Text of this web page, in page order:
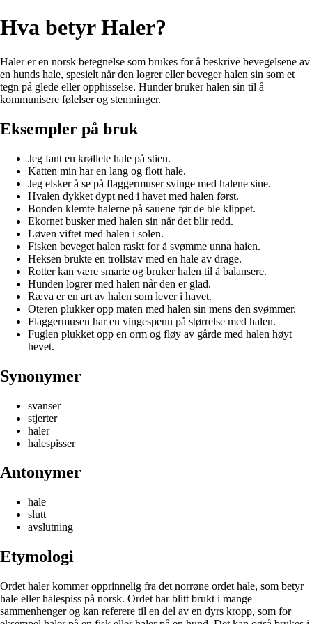
Hva betyr Haler?
Haler er en norsk betegnelse som brukes for å beskrive bevegelsene av
en hunds hale, spesielt når den logrer eller beveger halen sin som et
tegn på glede eller opphisselse. Hunder bruker halen sin til å
kommunisere følelser og stemninger.
Eksempler på bruk
Jeg fant en krøllete hale på stien.
Katten min har en lang og flott hale.
Jeg elsker å se på flaggermuser svinge med halene sine.
Hvalen dykket dypt ned i havet med halen først.
Bonden klemte halerne på sauene før de ble klippet.
Ekornet busker med halen sin når det blir redd.
Løven viftet med halen i solen.
Fisken beveget halen raskt for å svømme unna haien.
Heksen brukte en trollstav med en hale av drage.
Rotter kan være smarte og bruker halen til å balansere.
Hunden logrer med halen når den er glad.
Ræva er en art av halen som lever i havet.
Oteren plukker opp maten med halen sin mens den svømmer.
Flaggermusen har en vingespenn på størrelse med halen.
Fuglen plukket opp en orm og fløy av gårde med halen høyt
hevet.
Synonymer
svanser
stjerter
haler
halespisser
Antonymer
hale
slutt
avslutning
Etymologi
Ordet haler kommer opprinnelig fra det norrøne ordet hale, som betyr
hale eller halespiss på norsk. Ordet har blitt brukt i mange
sammenhenger og kan referere til en del av en dyrs kropp, som for